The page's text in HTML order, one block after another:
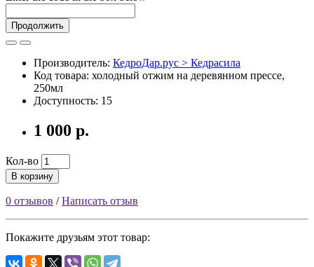
Продолжить
Производитель: КедроДар.рус > Кедрасила
Код товара: холодный отжим на деревянном прессе,
250мл
Доступность: 15
1 000 р.
Кол-во
В корзину
0 отзывов /Написать отзыв
Покажите друзьям этот товар: